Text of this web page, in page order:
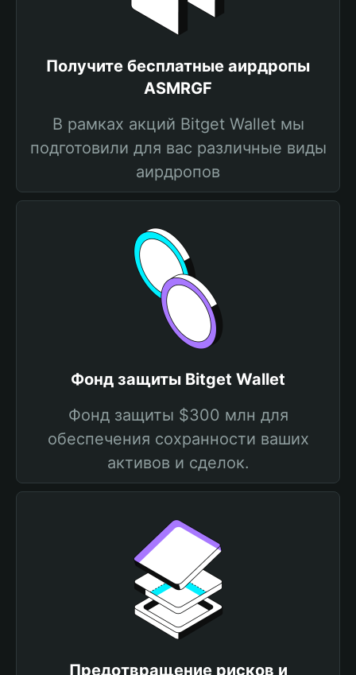
Получите бесплатные аирдропы
ASMRGF
В рамках акций Bitget Wallet мы
подготовили для вас различные виды
аирдропов
Фонд защиты Bitget Wallet
Фонд защиты $300 млн для
обеспечения сохранности ваших
активов и сделок.
Предотвращение рисков и